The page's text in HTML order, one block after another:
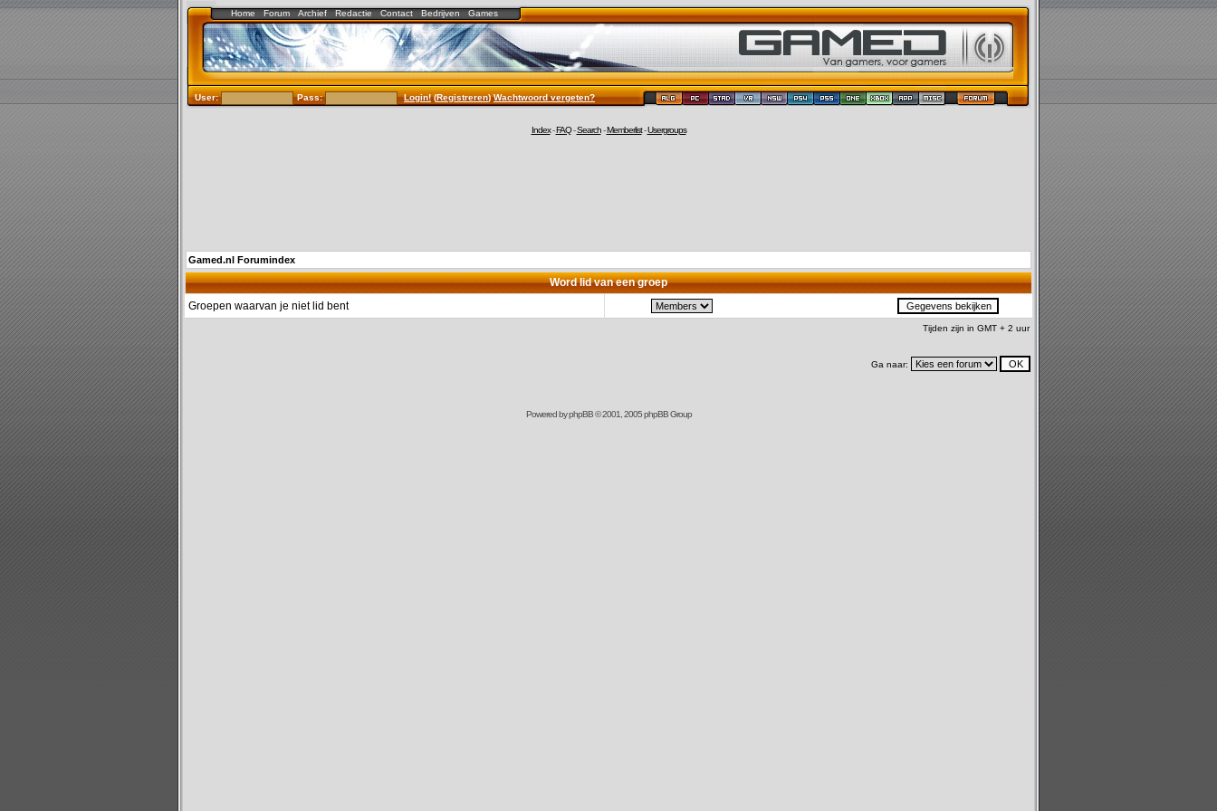
Home Forum Archief Redactie Contact Bedrijven Games
User: Pass: Login!(Registreren)Wachtwoord vergeten?
Index-FAQ-Search-Memberlist-Usergroups
Gamed.nl Forumindex
Word lid van een groep
Groepen waarvan je niet lid bent
Tijden zijn in GMT + 2 uur
Ga naar:
Powered byphpBB© 2001, 2005 phpBB Group